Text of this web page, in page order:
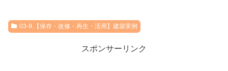
03-9.【保存・改修・再生・活用】建築実例
スポンサーリンク